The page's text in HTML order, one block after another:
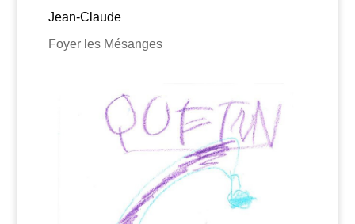
Jean-Claude
Foyer les Mésanges